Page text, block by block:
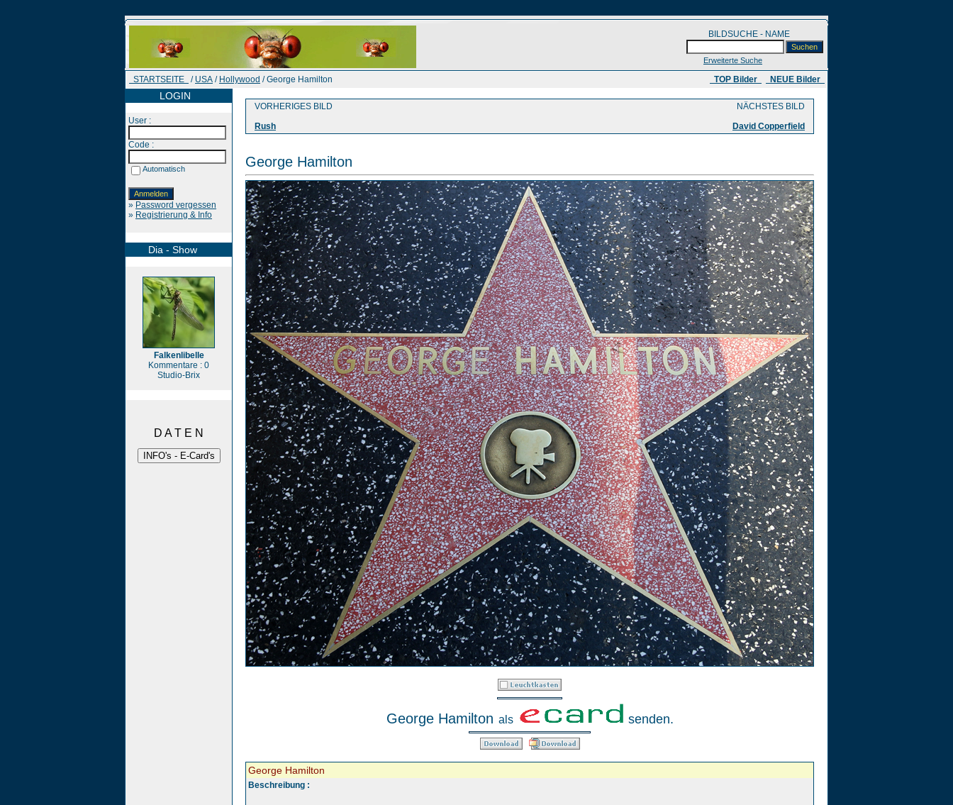
BILDSUCHE - NAME
Erweiterte Suche
STARTSEITE / USA / Hollywood / George Hamilton ​ TOP Bilder NEUE Bilder
LOGIN
User :
Code :
Automatisch
» Password vergessen
» Registrierung & Info
Dia - Show
Falkenlibelle
Kommentare : 0
Studio-Brix
D A T E N
VORHERIGES BILD
Rush
NÄCHSTES BILD
David Copperfield
George Hamilton
George Hamilton als senden.
George Hamilton
Beschreibung :